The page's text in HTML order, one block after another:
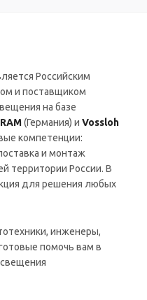
Российским
и поставщиком
на базе
(Германия) и Vossloh
компетенции:
и монтаж
территории России. В
для решения любых
инженеры,
помочь вам в